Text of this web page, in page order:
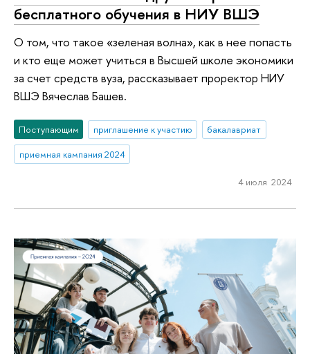
бесплатного обучения в НИУ ВШЭ
О том, что такое «зеленая волна», как в нее попасть
и кто еще может учиться в Высшей школе экономики
за счет средств вуза, рассказывает проректор НИУ
ВШЭ Вячеслав Башев.
Поступающим приглашение к участию
бакалавриат
приемная кампания 2024
4 июля 2024